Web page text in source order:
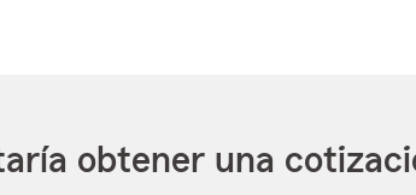
obtener una